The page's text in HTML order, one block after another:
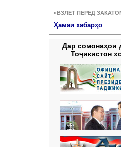
«ВЗЛЁТ ПЕРЕД
Ҳамаи хабарҳо
Дар сомонаҳои
Тоҷикистон